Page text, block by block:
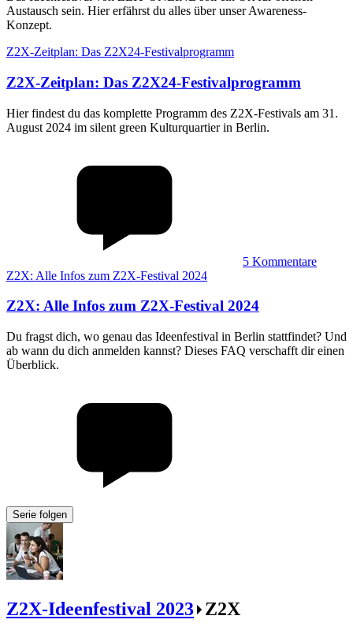
Austausch sein. Hier erfährst du alles über unser Awareness-
Konzept.
Z2X-Zeitplan: Das Z2X24-Festivalprogramm
Z2X-Zeitplan: Das Z2X24-Festivalprogramm
Hier findest du das komplette Programm des Z2X-Festivals am 31.
August 2024 im silent green Kulturquartier in Berlin.
5 Kommentare
Z2X: Alle Infos zum Z2X-Festival 2024
Z2X: Alle Infos zum Z2X-Festival 2024
Du fragst dich, wo genau das Ideenfestival in Berlin stattfindet? Und
ab wann du dich anmelden kannst? Dieses FAQ verschafft dir einen
Überblick.
Serie folgen
Z2X-Ideenfestival 2023 Z2X